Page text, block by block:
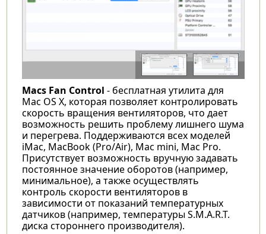
Macs Fan Control - бесплатная утилита для
Mac OS X, которая позволяет контролировать
скорость вращения вентиляторов, что дает
возможность решить проблему лишнего шума
и перегрева. Поддерживаются всех моделей
iMac, MacBook (Pro/Air), Mac mini, Mac Pro.
Присутствует возможность вручную задавать
постоянное значение оборотов (например,
минимальное), а также осуществлять
контроль скорости вентиляторов в
зависимости от показаний температурных
датчиков (например, температуры S.M.A.R.T.
диска стороннего производителя).